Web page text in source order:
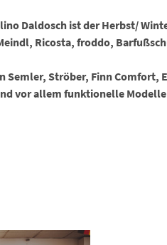
Daldosch ist der Herbst/
Ricosta, froddo,
Ströber, Finn Comfort,
vor allem funktionelle